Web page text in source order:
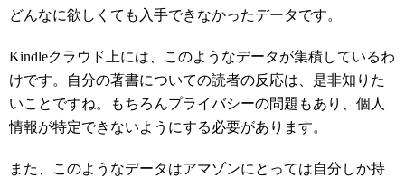
どんなに欲しくても入手できなかったデータです。
Kindleクラウド上には、このようなデータが集積しているわ
けです。自分の著書についての読者の反応は、是非知りた
いことですね。もちろんプライバシーの問題もあり、個人
情報が特定できないようにする必要があります。
また、このようなデータはアマゾンにとっては自分しか持